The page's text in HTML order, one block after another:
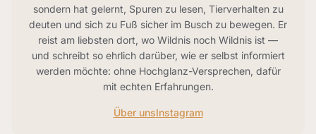
sondern hat gelernt, Spuren zu lesen, Tierverhalten zu
deuten und sich zu Fuß sicher im Busch zu bewegen. Er
reist am liebsten dort, wo Wildnis noch Wildnis ist —
und schreibt so ehrlich darüber, wie er selbst informiert
werden möchte: ohne Hochglanz-Versprechen, dafür
mit echten Erfahrungen.
Über unsInstagram